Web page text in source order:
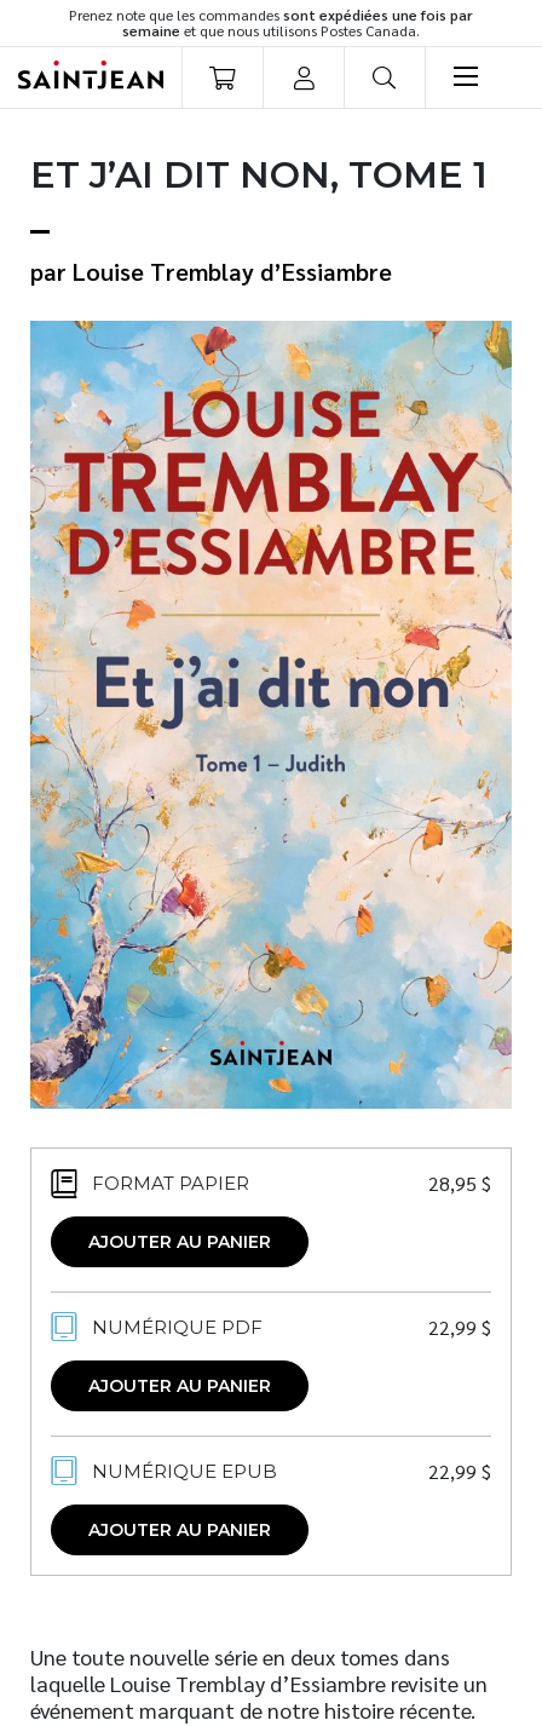
Prenez note que les commandessont expédiées une fois par
semaine et que nous utilisons Postes Canada.
Romans
Développement personnel
Littérature jeunesse
Spiritualité
Famille
Culture générale
Témoignages
Vie pratique
Finances
Nouveautés
Numérique
Livres audio
Meilleurs vendeurs
Page vedette
AUTEURS
À PROPOS
CONTACT
ET J’AI DIT NON, TOME 1
Louise Tremblay d’Essiambre
FORMAT PAPIER 28,95 $
AJOUTER AU PANIER
NUMÉRIQUE PDF 22,99 $
AJOUTER AU PANIER
NUMÉRIQUE EPUB 22,99 $
AJOUTER AU PANIER
Une toute nouvelle série en deux tomes dans
laquelle Louise Tremblay d’Essiambre revisite un
événement marquant de notre histoire récente.